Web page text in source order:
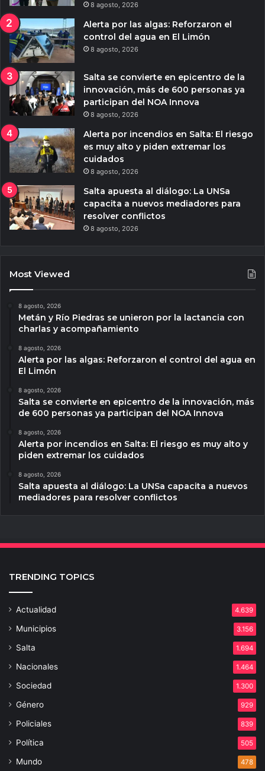
8 agosto, 2026
Alerta por las algas: Reforzaron el
control del agua en El Limón
8 agosto, 2026
Salta se convierte en epicentro de la
innovación, más de 600 personas ya
participan del NOA Innova
8 agosto, 2026
Alerta por incendios en Salta: El riesgo
es muy alto y piden extremar los
cuidados
8 agosto, 2026
Salta apuesta al diálogo: La UNSa
capacita a nuevos mediadores para
resolver conflictos
8 agosto, 2026
Most Viewed
8 agosto, 2026
Metán y Río Piedras se unieron por la lactancia con
charlas y acompañamiento
8 agosto, 2026
Alerta por las algas: Reforzaron el control del agua en
El Limón
8 agosto, 2026
Salta se convierte en epicentro de la innovación, más
de 600 personas ya participan del NOA Innova
8 agosto, 2026
Alerta por incendios en Salta: El riesgo es muy alto y
piden extremar los cuidados
8 agosto, 2026
Salta apuesta al diálogo: La UNSa capacita a nuevos
mediadores para resolver conflictos
TRENDING TOPICS
Actualidad 4.639
Municipios 3.156
Salta 1.694
Nacionales 1.464
Sociedad 1.300
Género 929
Policiales 839
Política 505
Mundo 478